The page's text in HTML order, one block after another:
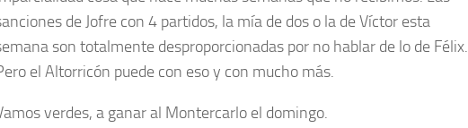
de Jofre con 4 partidos, la mía de dos o la de Víctor esta
son totalmente desproporcionadas por no hablar de lo de Félix.
el Altorricón puede con eso y con mucho más.
verdes, a ganar al Montercarlo el domingo.